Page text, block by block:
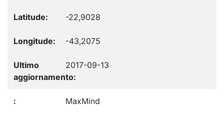
-22,9028
-43,2075
2017-09-13
MaxMind